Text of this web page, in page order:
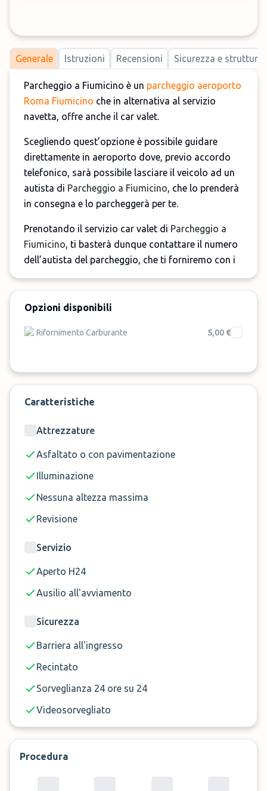
Generale Istruzioni Recensioni Sicurezza e strutture
Parcheggio a Fiumicino è un parcheggio aeroporto
Roma Fiumicino che in alternativa al servizio
navetta, offre anche il car valet.
Scegliendo quest’opzione è possibile guidare
direttamente in aeroporto dove, previo accordo
telefonico, sarà possibile lasciare il veicolo ad un
autista di Parcheggio a Fiumicino, che lo prenderà
in consegna e lo parcheggerà per te.
Prenotando il servizio car valet di Parcheggio a
Fiumicino, ti basterà dunque contattare il numero
dell’autista del parcheggio, che ti forniremo con i
di usufruire del servizio e dunque consegnare e
ritirare il veicolo direttamente in aeroporto, a
Opzioni disponibili
Rifornimento Carburante 5,00 €
Caratteristiche
Attrezzature
Asfaltato o con pavimentazione
Illuminazione
Nessuna altezza massima
Revisione
Servizio
Aperto H24
Ausilio all'avviamento
Sicurezza
Barriera all'ingresso
Recintato
Sorveglianza 24 ore su 24
Videosorvegliato
Procedura